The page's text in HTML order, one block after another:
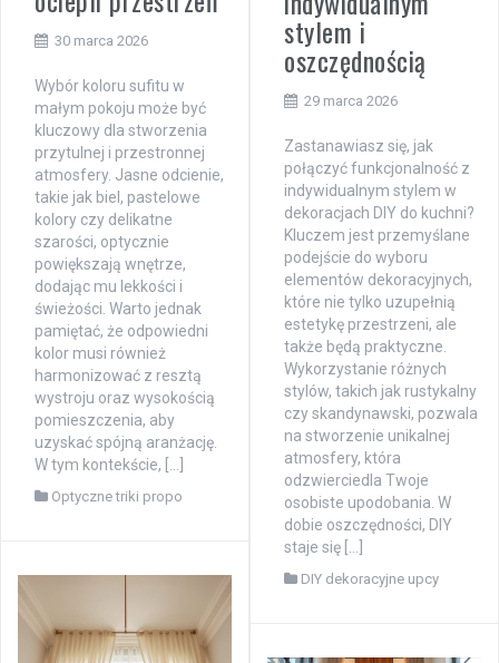
30 marca 2026
Wybór koloru sufitu w
małym pokoju może być
kluczowy dla stworzenia
przytulnej i przestronnej
atmosfery. Jasne odcienie,
takie jak biel, pastelowe
kolory czy delikatne
szarości, optycznie
powiększają wnętrze,
dodając mu lekkości i
świeżości. Warto jednak
pamiętać, że odpowiedni
kolor musi również
harmonizować z resztą
wystroju oraz wysokością
pomieszczenia, aby
uzyskać spójną aranżację.
W tym kontekście, […]
Optyczne triki propo
stylem i
oszczędnością
29 marca 2026
Zastanawiasz się, jak
połączyć funkcjonalność z
indywidualnym stylem w
dekoracjach DIY do kuchni?
Kluczem jest przemyślane
podejście do wyboru
elementów dekoracyjnych,
które nie tylko uzupełnią
estetykę przestrzeni, ale
także będą praktyczne.
Wykorzystanie różnych
stylów, takich jak rustykalny
czy skandynawski, pozwala
na stworzenie unikalnej
atmosfery, która
odzwierciedla Twoje
osobiste upodobania. W
dobie oszczędności, DIY
staje się […]
DIY dekoracyjne upcy